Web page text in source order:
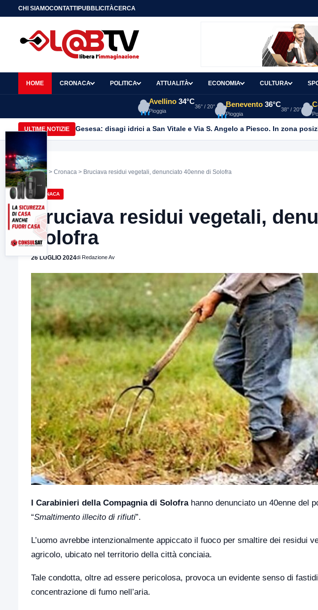
CHI SIAMOCONTATTIPUBBLICITÀCERCA
HOME CRONACA POLITICA ATTUALITÀ ECONOMIA CULTURA
Avellino 34°C
Pioggia
36° / 20° Benevento 36°C
Pioggia
38° / 20°
ULTIME NOTIZIE Gesesa: disagi idrici a San Vitale e Via S. Angelo a Piesco. In zona
Home > Cronaca > Bruciava residui vegetali, denunciato 40enne di Solofra
CRONACA
Bruciava residui vegetali,
Solofra
26 LUGLIO 2024di Redazione Av
I Carabinieri della Compagnia di Solofrahanno denunciato un 40enne del
“Smaltimento illecito di rifiuti”.
L’uomo avrebbe intenzionalmente appiccato il fuoco per smaltire dei residui
agricolo, ubicato nel territorio della città conciaia.
Tale condotta, oltre ad essere pericolosa, provoca un evidente senso di
concentrazione di fumo nell’aria.